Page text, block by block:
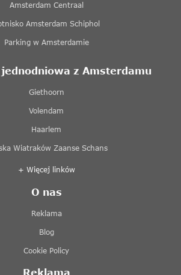
Amsterdam Centraal
Amsterdam Schiphol
Parking w Amsterdamie
z Amsterdamu
Giethoorn
Volendam
Haarlem
Wiatraków Zaanse Schans
+ Więcej linków
O nas
Reklama
Blog
Cookie Policy
Reklama